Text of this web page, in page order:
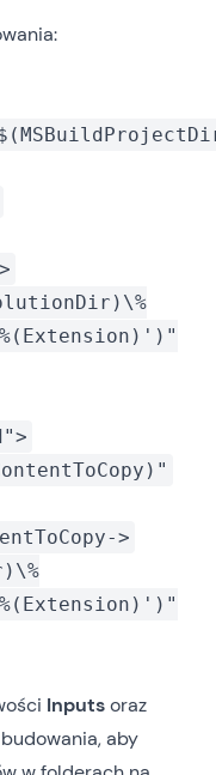
>
Inputsoraz
aby